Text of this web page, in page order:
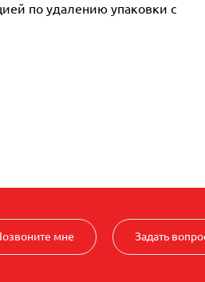
по удалению упаковки с
мне Задать